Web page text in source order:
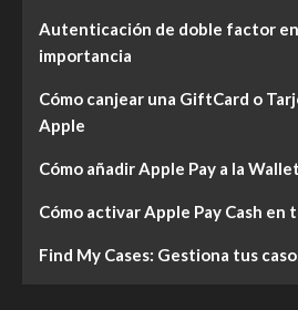
Autenticación de doble factor en
importancia
Cómo canjear una GiftCard o
Apple
Cómo añadir Apple Pay a la
Cómo activar Apple Pay Cash en
Find My Cases: Gestiona tus